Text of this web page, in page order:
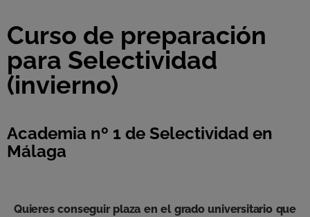
Curso de preparación
para Selectividad
(invierno)
Academia nº 1 de Selectividad en
Málaga
Quieres conseguir plaza en el grado universitario que